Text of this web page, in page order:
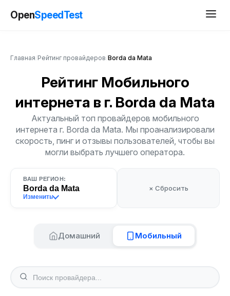
OpenSpeedTest
Главная Рейтинг провайдеров Borda da Mata
Рейтинг Мобильного
интернета в г. Borda da Mata
Актуальный топ провайдеров мобильного
интернета г. Borda da Mata. Мы проанализировали
скорость, пинг и отзывы пользователей, чтобы вы
могли выбрать лучшего оператора.
ВАШ РЕГИОН:
Borda da Mata
Изменить
× Сбросить
Домашний Мобильный